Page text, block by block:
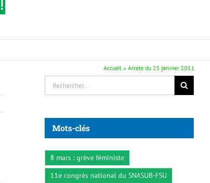
Accueil » Arrete du 25 janvier 2011
Rechercher:
Mots-clés
8 mars : grève féministe
11e congrès national du SNASUB-FSU